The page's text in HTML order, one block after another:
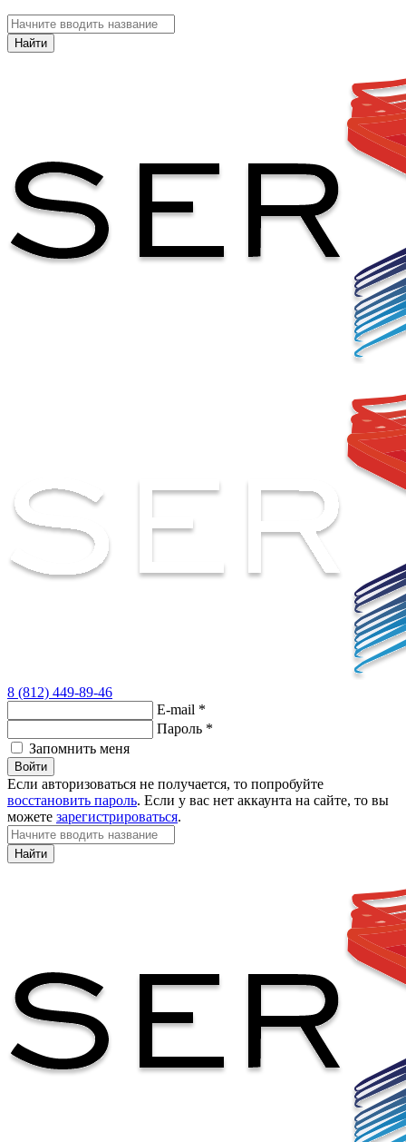
Найти
8 (812) 449-89-46
E-mail *
Пароль *
Запомнить меня
Войти
Если авторизоваться не получается, то попробуйте
восстановить пароль. Если у вас нет аккаунта на сайте, то вы
можете зарегистрироваться.
Найти